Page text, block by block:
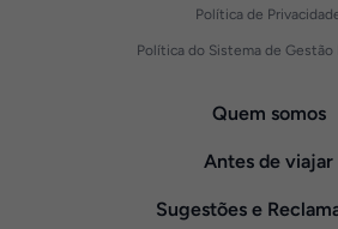
Política de
Política do Sistema de
Quem somos
Antes de viajar
Sugestões e